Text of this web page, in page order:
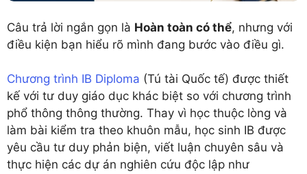
Câu trả lời ngắn gọn là Hoàn toàn có thể, nhưng với
điều kiện bạn hiểu rõ mình đang bước vào điều gì.
Chương trình IB Diploma (Tú tài Quốc tế) được thiết
kế với tư duy giáo dục khác biệt so với chương trình
phổ thông thông thường. Thay vì học thuộc lòng và
làm bài kiểm tra theo khuôn mẫu, học sinh IB được
yêu cầu tư duy phản biện, viết luận chuyên sâu và
thực hiện các dự án nghiên cứu độc lập như